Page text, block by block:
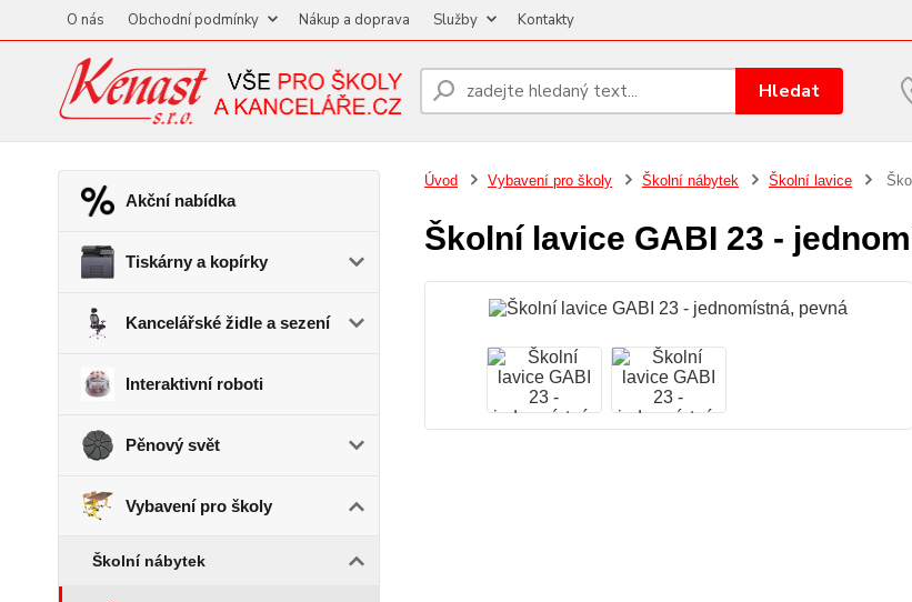
O nás Obchodní podmínky Nákup a doprava Služby Kontakty
Hledat
Akční nabídka
Tiskárny a kopírky
Kancelářské židle a sezení
Interaktivní roboti
Pěnový svět
Vybavení pro školy
Školní nábytek
Úvod Vybavení pro školy Školní nábytek Školní lavice
Školní lavice GABI 23 -